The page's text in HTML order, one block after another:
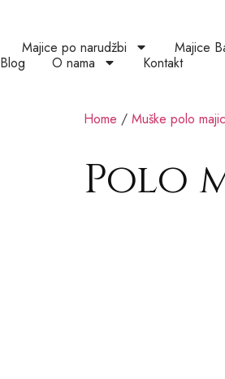
Majice po narudžbi Majice
Blog
O nama Kontakt
Home / Muške polo
Polo